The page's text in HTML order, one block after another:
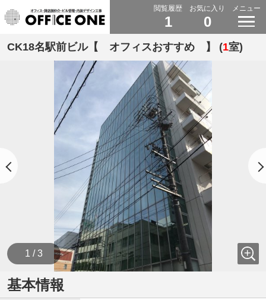
閲覧履歴
1
お気に入り
0
メニュー
CK18名駅前ビル【 オフィスおすすめ 】 (1室)
1 / 3
基本情報